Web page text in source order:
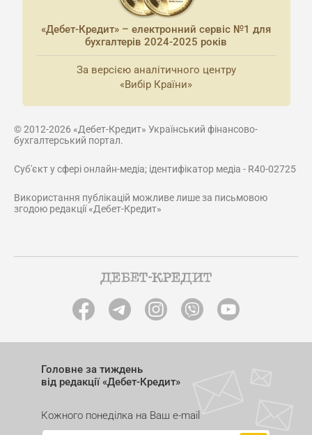
«Дебет-Кредит» – електронний сервіс №1 для
бухгалтерів 2024-2025 років
За версією аналітичного центру
«Вибір Країни»
© 2012-2026 «Дебет-Кредит» Український фінансово-
бухгалтерський портал.
Суб'єкт у сфері онлайн-медіа; ідентифікатор медіа - R40-02725
Використання публікацій можливе лише за письмовою
згодою редакції «Дебет-Кредит»
Головне за тиждень
від редакції «Дебет-Кредит»
Кожного понеділка на Ваш e-mail